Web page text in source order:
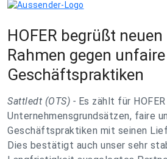
HOFER begrüßt
Rahmen gegen unfaire
Geschäftspraktiken
Sattledt (OTS) - Es zählt für
Unternehmensgrundsätzen, faire
Geschäftspraktiken mit seinen
Dies bestätigt auch unser sehr